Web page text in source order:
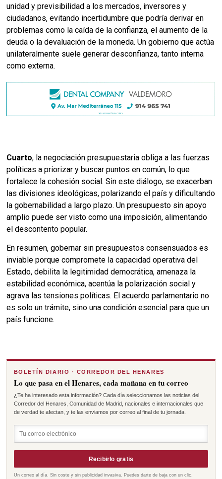
unidad y previsibilidad a los mercados, inversores y
ciudadanos, evitando incertidumbre que podría derivar en
problemas como la caída de la confianza, el aumento de la
deuda o la devaluación de la moneda. Un gobierno que actúa
unilateralmente suele generar desconfianza, tanto interna
como externa.
Cuarto, la negociación presupuestaria obliga a las fuerzas
políticas a priorizar y buscar puntos en común, lo que
fortalece la cohesión social. Sin este diálogo, se exacerban
las divisiones ideológicas, polarizando el país y dificultando
la gobernabilidad a largo plazo. Un presupuesto sin apoyo
amplio puede ser visto como una imposición, alimentando
el descontento popular.
En resumen, gobernar sin presupuestos consensuados es
inviable porque compromete la capacidad operativa del
Estado, debilita la legitimidad democrática, amenaza la
estabilidad económica, acentúa la polarización social y
agrava las tensiones políticas. El acuerdo parlamentario no
es solo un trámite, sino una condición esencial para que un
país funcione.
BOLETÍN DIARIO · CORREDOR DEL HENARES
Lo que pasa en el Henares, cada mañana en tu correo
¿Te ha interesado esta información? Cada día seleccionamos las noticias del
Corredor del Henares, Comunidad de Madrid, nacionales e internacionales que
de verdad te afectan, y te las enviamos por correo al final de tu jornada.
Recibirlo gratis
Un correo al día. Sin coste y sin publicidad invasiva. Puedes darte de baja con un clic.